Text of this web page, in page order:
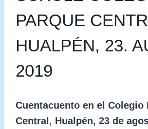
PARQUE
HUALPÉN, 23.
2019
Cuentacuento en el Colegio
Central, Hualpén, 23 de